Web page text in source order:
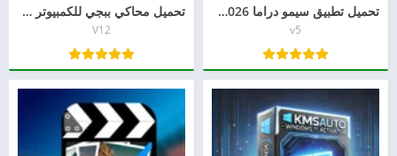
تحميل تطبيق سيمو دراما 2026 Simo Drama APK للأندرويد بدون إعلانات
v5
تحميل محاكي ببجي للكمبيوتر Game Loop (جيم لوب) 2026
V12